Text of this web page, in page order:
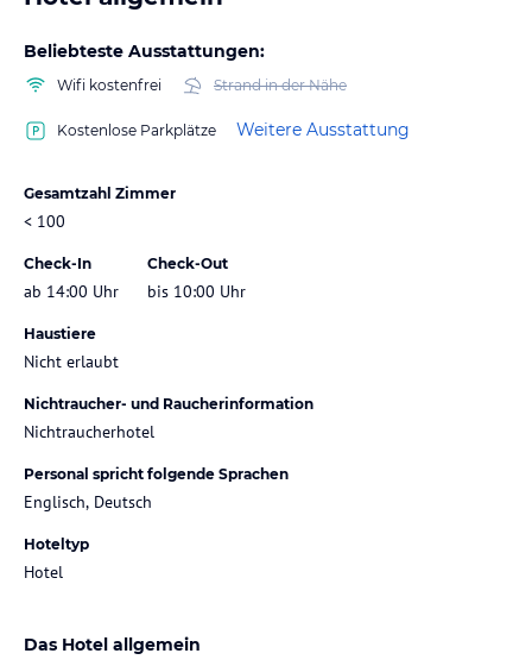
Beliebteste Ausstattungen:
Wifi kostenfrei Strand in der Nähe
Kostenlose Parkplätze Weitere Ausstattung
Gesamtzahl Zimmer
< 100
Check-In
ab 14:00 Uhr
Check-Out
bis 10:00 Uhr
Haustiere
Nicht erlaubt
Nichtraucher- und Raucherinformation
Nichtraucherhotel
Personal spricht folgende Sprachen
Englisch, Deutsch
Hoteltyp
Hotel
Das Hotel allgemein